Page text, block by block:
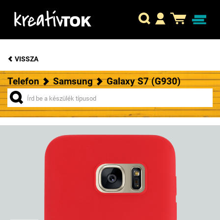
VISSZA
Telefon Samsung Galaxy S7 (G930)